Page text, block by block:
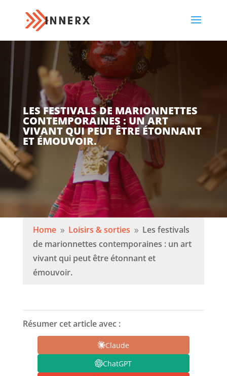
LES FESTIVALS DE MARIONNETTES
CONTEMPORAINES : UN ART
VIVANT QUI PEUT ÊTRE ÉTONNANT
ET ÉMOUVOIR.
Home 9 Loisirs & sorties 9 Les festivals
de marionnettes contemporaines : un art
vivant qui peut être étonnant et
émouvoir.
Résumer cet article avec :
Claude
ChatGPT